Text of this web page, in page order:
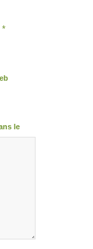
*
le